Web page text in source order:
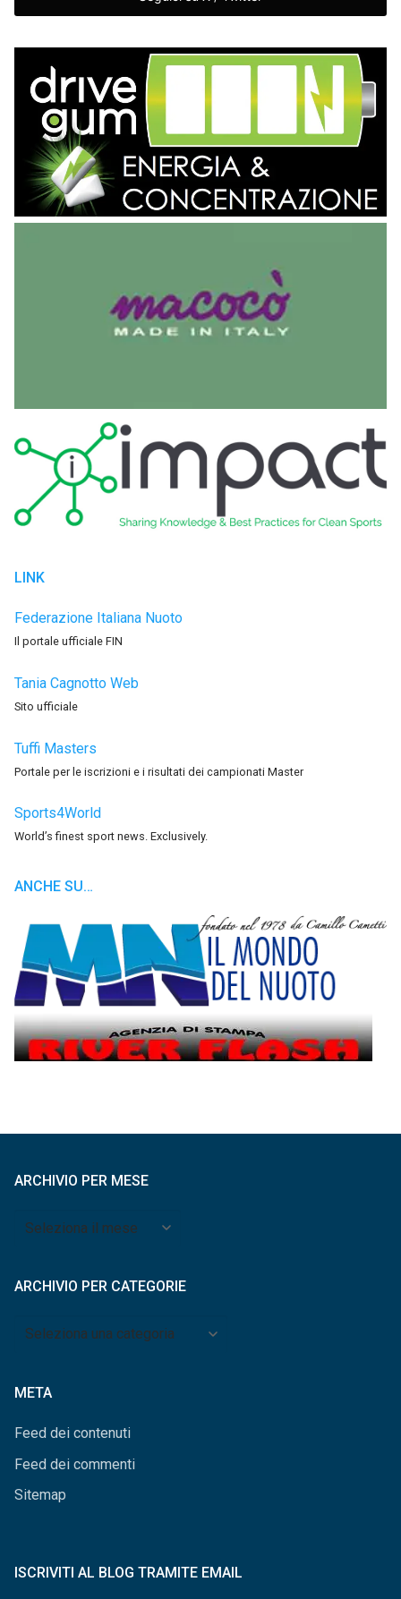
LINK
Federazione Italiana Nuoto
Il portale ufficiale FIN
Tania Cagnotto Web
Sito ufficiale
Tuffi Masters
Portale per le iscrizioni e i risultati dei campionati Master
Sports4World
World’s finest sport news. Exclusively.
ANCHE SU…
ARCHIVIO PER MESE
Archivio
ARCHIVIO PER CATEGORIE
Archivio
META
Feed dei contenuti
Feed dei commenti
Sitemap
ISCRIVITI AL BLOG TRAMITE EMAIL